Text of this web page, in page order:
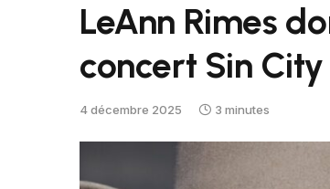
LeAnn Rimes
concert Sin
4 décembre 2025 3 minutes